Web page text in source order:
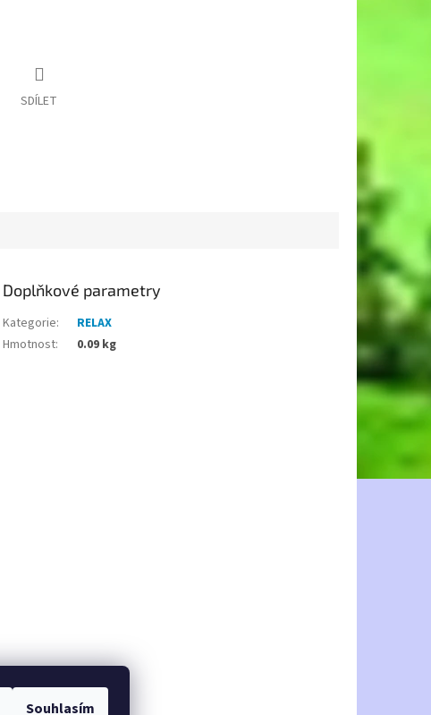
Souhlasím
SDÍLET
Doplňkové parametry
Kategorie:
RELAX
Hmotnost: 0.09 kg